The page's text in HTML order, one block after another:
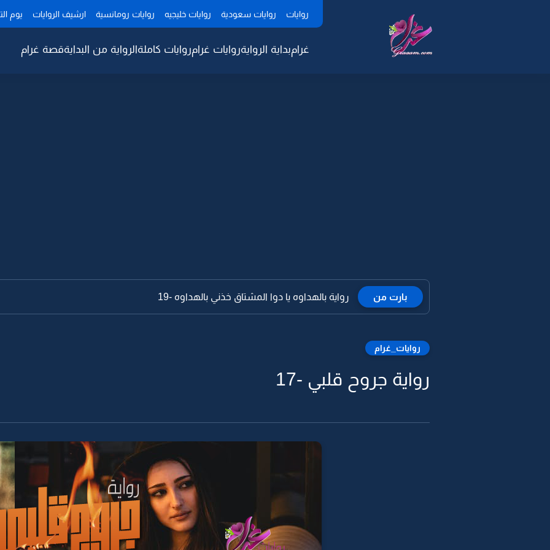
روايات روايات سعودية روايات خليجيه روايات رومانسية ارشيف الروايات يوم
غرامبداية الروايةروايات غرامروايات كاملةالرواية من البدايةقصة غرام
بارت من رواية بالهداوه يا دوا المشتاق خذني بالهداوه -19
روايات_غرام
رواية جروح قلبي -17